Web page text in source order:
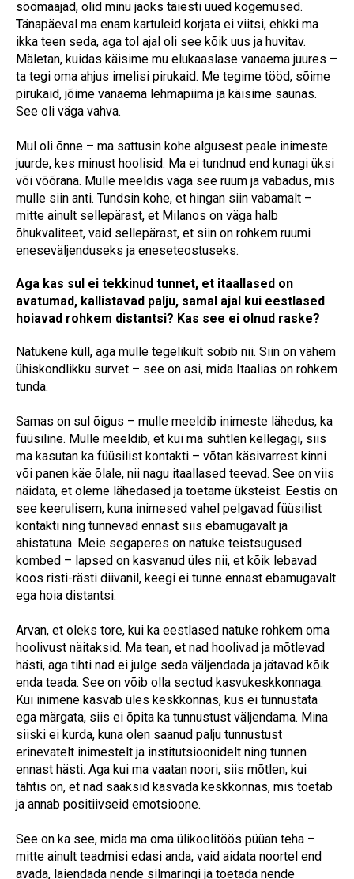
söömaajad, olid minu jaoks täiesti uued kogemused.
Tänapäeval ma enam kartuleid korjata ei viitsi, ehkki ma
ikka teen seda, aga tol ajal oli see kõik uus ja huvitav.
Mäletan, kuidas käisime mu elukaaslase vanaema juures –
ta tegi oma ahjus imelisi pirukaid. Me tegime tööd, sõime
pirukaid, jõime vanaema lehmapiima ja käisime saunas.
See oli väga vahva.
Mul oli õnne – ma sattusin kohe algusest peale inimeste
juurde, kes minust hoolisid. Ma ei tundnud end kunagi üksi
või võõrana. Mulle meeldis väga see ruum ja vabadus, mis
mulle siin anti. Tundsin kohe, et hingan siin vabamalt –
mitte ainult sellepärast, et Milanos on väga halb
õhukvaliteet, vaid sellepärast, et siin on rohkem ruumi
eneseväljenduseks ja eneseteostuseks.
Aga kas sul ei tekkinud tunnet, et itaallased on
avatumad, kallistavad palju, samal ajal kui eestlased
hoiavad rohkem distantsi? Kas see ei olnud raske?
Natukene küll, aga mulle tegelikult sobib nii. Siin on vähem
ühiskondlikku survet – see on asi, mida Itaalias on rohkem
tunda.
Samas on sul õigus – mulle meeldib inimeste lähedus, ka
füüsiline. Mulle meeldib, et kui ma suhtlen kellegagi, siis
ma kasutan ka füüsilist kontakti – võtan käsivarrest kinni
või panen käe õlale, nii nagu itaallased teevad. See on viis
näidata, et oleme lähedased ja toetame üksteist. Eestis on
see keerulisem, kuna inimesed vahel pelgavad füüsilist
kontakti ning tunnevad ennast siis ebamugavalt ja
ahistatuna. Meie segaperes on natuke teistsugused
kombed – lapsed on kasvanud üles nii, et kõik lebavad
koos risti-rästi diivanil, keegi ei tunne ennast ebamugavalt
ega hoia distantsi.
Arvan, et oleks tore, kui ka eestlased natuke rohkem oma
hoolivust näitaksid. Ma tean, et nad hoolivad ja mõtlevad
hästi, aga tihti nad ei julge seda väljendada ja jätavad kõik
enda teada. See on võib olla seotud kasvukeskkonnaga.
Kui inimene kasvab üles keskkonnas, kus ei tunnustata
ega märgata, siis ei õpita ka tunnustust väljendama. Mina
siiski ei kurda, kuna olen saanud palju tunnustust
erinevatelt inimestelt ja institutsioonidelt ning tunnen
ennast hästi. Aga kui ma vaatan noori, siis mõtlen, kui
tähtis on, et nad saaksid kasvada keskkonnas, mis toetab
ja annab positiivseid emotsioone.
See on ka see, mida ma oma ülikoolitöös püüan teha –
mitte ainult teadmisi edasi anda, vaid aidata noortel end
avada, laiendada nende silmaringi ja toetada nende